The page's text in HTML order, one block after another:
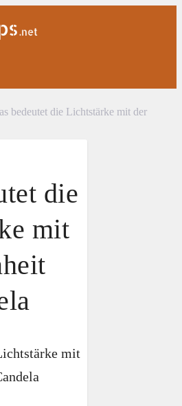
bedeutet die Lichtstärke mit der
die
mit